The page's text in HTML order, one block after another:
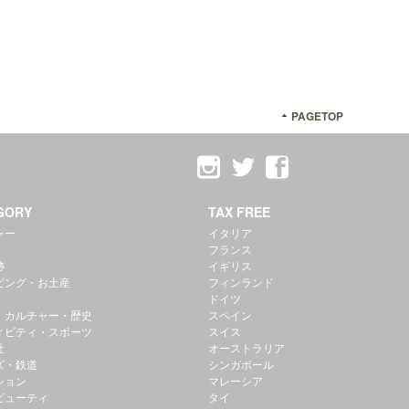
PAGETOP
ー
ング・お土産
カルチャー・歴史
ビティ・スポーツ
・鉄道
ョン
ューティ
TAX FREE
イタリア
フランス
イギリス
フィンランド
ドイツ
スペイン
スイス
オーストラリア
シンガポール
マレーシア
タイ